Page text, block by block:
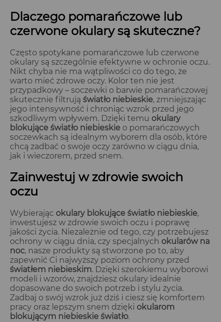
Dlaczego pomarańczowe lub
czerwone okulary są skuteczne?
Często spotykane pomarańczowe lub czerwone
okulary są szczególnie efektywne w ochronie oczu.
Nikt chyba nie ma wątpliwości co do tego, że
warto mieć zdrowe oczy. Kolor ten nie jest
przypadkowy – soczewki o barwie pomarańczowej
skutecznie filtrują światło niebieskie, zmniejszając
jego intensywność i chroniąc wzrok przed jego
szkodliwym wpływem. Dzięki temu okulary
blokujące światło niebieskie o pomarańczowych
soczewkach są idealnym wyborem dla osób, które
chcą zadbać o swoje oczy zarówno w ciągu dnia,
jak i wieczorem, przed snem.
Zainwestuj w zdrowie swoich
oczu
Wybierając okulary blokujące światło niebieskie,
inwestujesz w zdrowie swoich oczu i poprawę
jakości życia. Niezależnie od tego, czy potrzebujesz
ochrony w ciągu dnia, czy specjalnych okularów na
noc, nasze produkty są stworzone po to, aby
zapewnić Ci najwyższy poziom ochrony przed
światłem niebieskim. Dzięki szerokiemu wyborowi
modeli i wzorów, znajdziesz okulary idealnie
dopasowane do swoich potrzeb i stylu życia.
Zadbaj o swój wzrok już dziś i ciesz się komfortem
pracy oraz lepszym snem dzięki okularom
blokującym niebieskie światło.